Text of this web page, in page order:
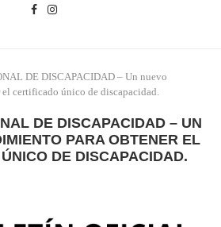
DE DISCAPACIDAD – Un nuevo
certificado único de discapacidad.
DE DISCAPACIDAD – UN
PARA OBTENER EL
DE DISCAPACIDAD.